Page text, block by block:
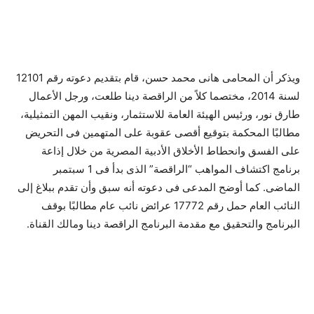
ويذكر أن المحامى هانى محمد حسن، قام بتقديم دعوته رقم 12101
لسنة 2014، مختصما كلاً من الراقصة دينا طلعت، ورجل الأعمال
طارق نور، ورئيس الهيئة العامة للاستثمار، ونقيب المهن التمثيلية،
مطالبًا المحكمة بتوقيع أقصى عقوبة على المتهمين فى التحريض
على الفسق وانحطاط الأخلاق الأدبية المصرية من خلال إذاعة
برنامج اكتشاف المواهب “الراقصة” الذى بدأ فى 1 سبتمبر
الماضى. كما أوضح المدعى فى دعوته أنه سبق وأن تقدم ببلاغ إلى
النائب العام حمل رقم 17772 عرائض نائب عام مطالبًا بوقف
البرنامج والتحقيق مع مقدمة البرنامج الراقصة دينا ومالك القناة.